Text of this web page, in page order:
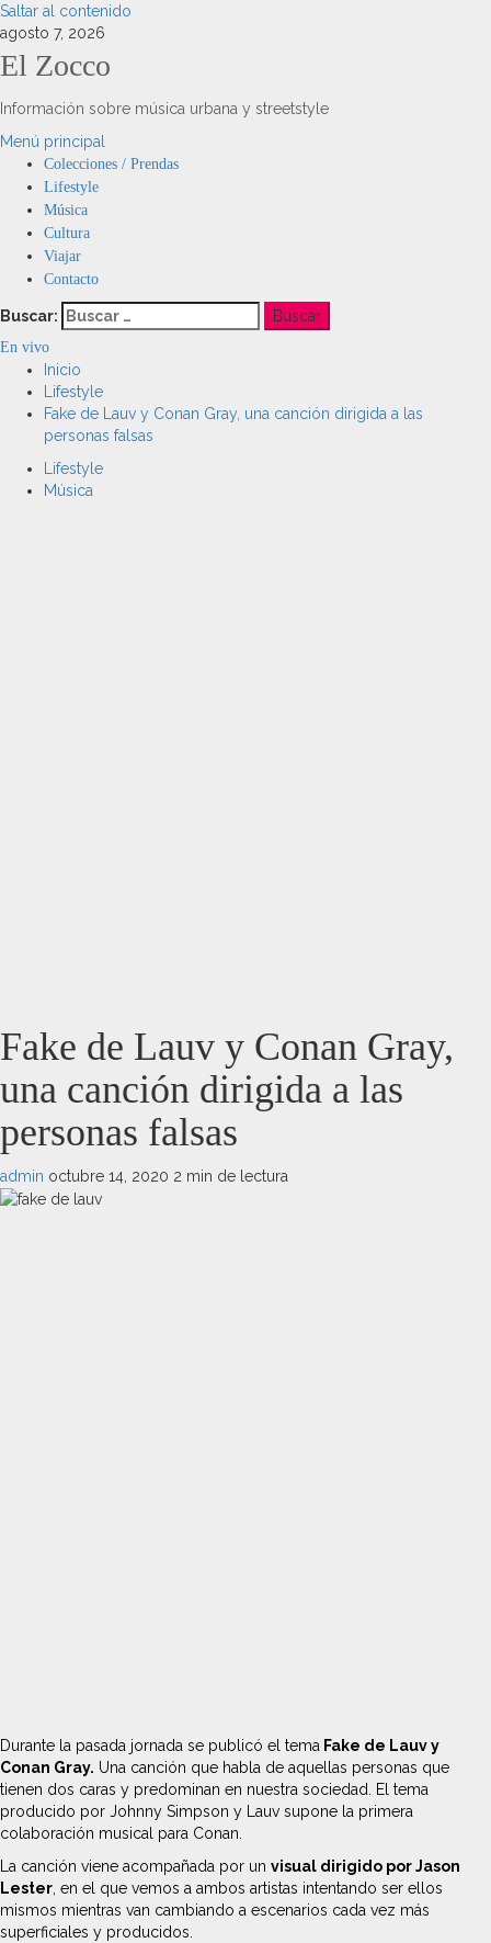
Saltar al contenido
agosto 7, 2026
El Zocco
Información sobre música urbana y streetstyle
Menú principal
Colecciones / Prendas
Lifestyle
Música
Cultura
Viajar
Contacto
Buscar:
En vivo
Inicio
Lifestyle
Fake de Lauv y Conan Gray, una canción dirigida a las
personas falsas
Lifestyle
Música
Fake de Lauv y Conan Gray,
una canción dirigida a las
personas falsas
admin octubre 14, 2020 2 min de lectura
Durante la pasada jornada se publicó el tema Fake de Lauv y
Conan Gray. Una canción que habla de aquellas personas que
tienen dos caras y predominan en nuestra sociedad. El tema
producido por Johnny Simpson y Lauv supone la primera
colaboración musical para Conan.
La canción viene acompañada por un visual dirigido por Jason
Lester, en el que vemos a ambos artistas intentando ser ellos
mismos mientras van cambiando a escenarios cada vez más
superficiales y producidos.